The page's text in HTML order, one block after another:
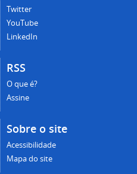
Twitter
YouTube
LinkedIn
RSS
O que é?
Assine
Sobre o site
Acessibilidade
Mapa do site